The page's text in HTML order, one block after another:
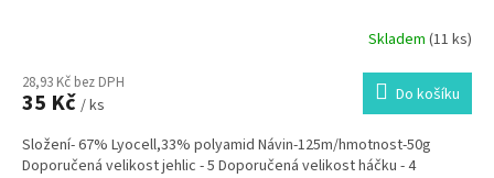
Skladem (11 ks)
28,93 Kč bez DPH
35 Kč / ks Do košíku
Složení- 67% Lyocell,33% polyamid Návin-125m/hmotnost-50g
Doporučená velikost jehlic - 5 Doporučená velikost háčku - 4